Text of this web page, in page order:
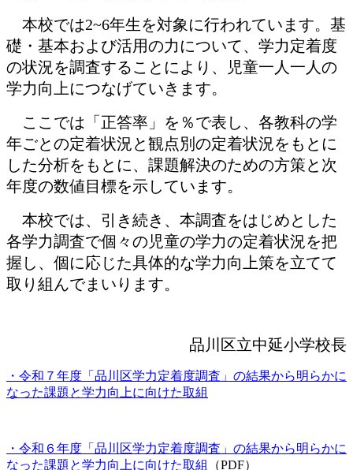
本校では2~6年生を対象に行われています。基
礎・基本および活用の力について、学力定着度
の状況を調査することにより、児童一人一人の
学力向上につなげていきます。
ここでは「正答率」を％で表し、各教科の学
年ごとの定着状況と観点別の定着状況をもとに
した分析をもとに、課題解決のための方策と次
年度の数値目標を示しています。
本校では、引き続き、本調査をはじめとした
各学力調査で個々の児童の学力の定着状況を把
握し、個に応じた具体的な学力向上策を立てて
取り組んでまいります。
品川区立中延小学校長
・令和７年度「品川区学力定着度調査」の結果から明らかに
なった課題と学力向上に向けた取組
・令和６年度「品川区学力定着度調査」の結果から明らかに
なった課題と学力向上に向けた取組
（PDF）